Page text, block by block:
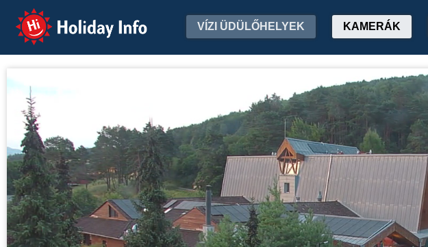
Holiday Info VÍZI ÜDÜLŐHELYEK KAMERÁK